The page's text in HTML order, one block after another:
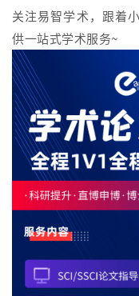
关注易智学术，跟着
供一站式学术服务~